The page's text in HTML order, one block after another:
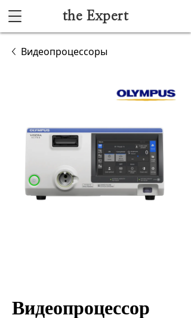
the Expert
Анестезиология и реанимация
Лучевая диагностика
Ультразвуковая диагностика
Видеопроцессоры
Видеопроцессор